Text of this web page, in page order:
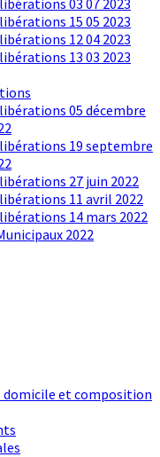
03 07 2023
15 05 2023
12 04 2023
13 03 2023
05 décembre
19 septembre
27 juin 2022
11 avril 2022
14 mars 2022
2022
domicile et composition